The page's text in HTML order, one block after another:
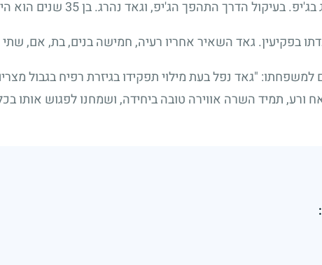
בעיקול הדרך התהפך הג'יפ, וגאד נהרג. בן35 שנים הוא
בפקיעין. גאד השאיר אחריו רעיה, חמישה בנים, בת, אם,
למשפחתו: "גאד נפל בעת מילוי תפקידו בגיזרת רפיח בגבול
ורע, תמיד השרה אווירה טובה ביחידה, ושמחנו לפגוש אותו